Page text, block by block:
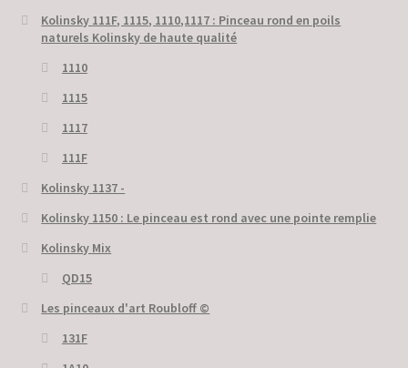
Kolinsky 111F, 1115, 1110,1117 : Pinceau rond en poils
naturels Kolinsky de haute qualité
1110
1115
1117
111F
Kolinsky 1137 -
Kolinsky 1150 : Le pinceau est rond avec une pointe remplie
Kolinsky Mix
QD15
Les pinceaux d'art Roubloff ©
131F